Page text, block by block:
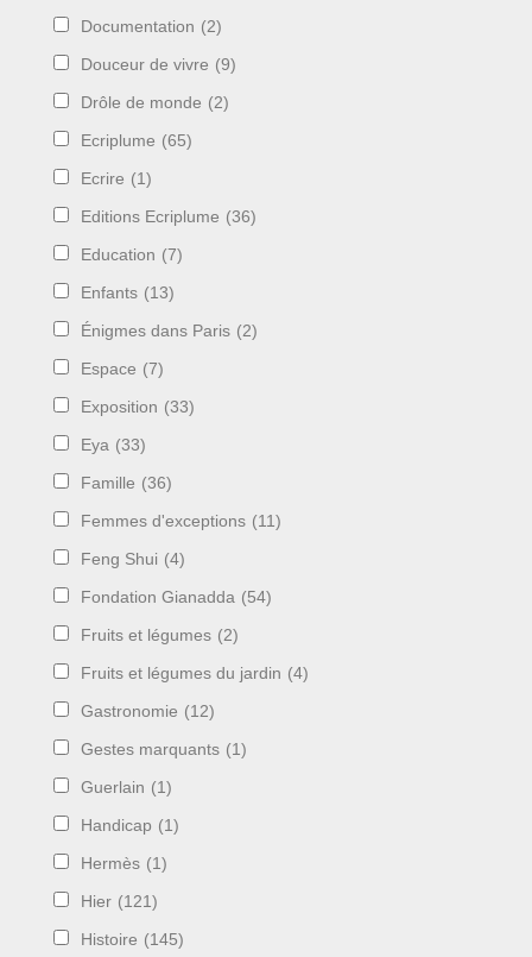
Documentation (2)
Douceur de vivre (9)
Drôle de monde (2)
Ecriplume (65)
Ecrire (1)
Editions Ecriplume (36)
Education (7)
Enfants (13)
Énigmes dans Paris (2)
Espace (7)
Exposition (33)
Eya (33)
Famille (36)
Femmes d'exceptions (11)
Feng Shui (4)
Fondation Gianadda (54)
Fruits et légumes (2)
Fruits et légumes du jardin (4)
Gastronomie (12)
Gestes marquants (1)
Guerlain (1)
Handicap (1)
Hermès (1)
Hier (121)
Histoire (145)